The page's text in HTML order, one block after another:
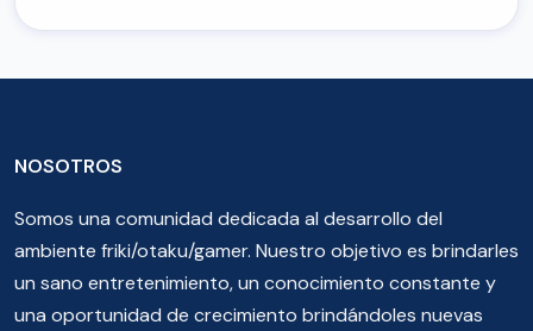
NOSOTROS
Somos una comunidad dedicada al desarrollo del
ambiente friki/otaku/gamer. Nuestro objetivo es brindarles
un sano entretenimiento, un conocimiento constante y
una oportunidad de crecimiento brindándoles nuevas